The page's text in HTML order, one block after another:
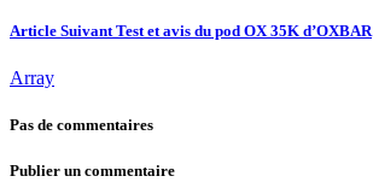
Article Suivant Test et avis du pod OX 35K d’OXBAR
Array
Pas de commentaires
Publier un commentaire